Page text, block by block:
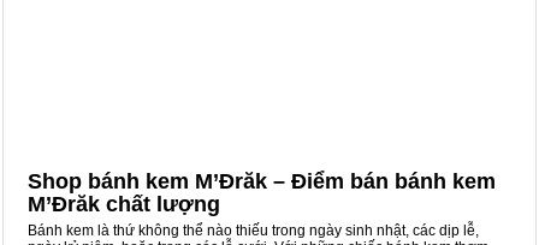
Shop bánh kem M’Đrăk – Điểm bán bánh kem
M’Đrăk chất lượng
Bánh kem là thứ không thể nào thiếu trong ngày sinh nhật, các dịp lễ,